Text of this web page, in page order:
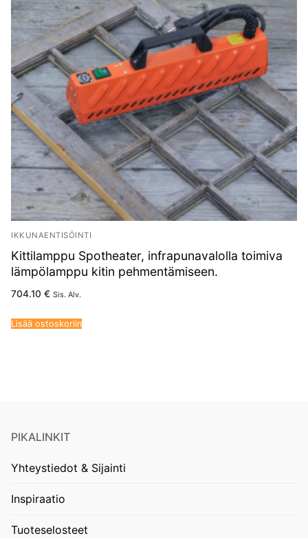
IKKUNAENTISÖINTI
Kittilamppu Spotheater, infrapunavalolla toimiva
lämpölamppu kitin pehmentämiseen.
704.10 € Sis. Alv.
Lisää ostoskoriin
PIKALINKIT
Yhteystiedot & Sijainti
Inspiraatio
Tuoteselosteet